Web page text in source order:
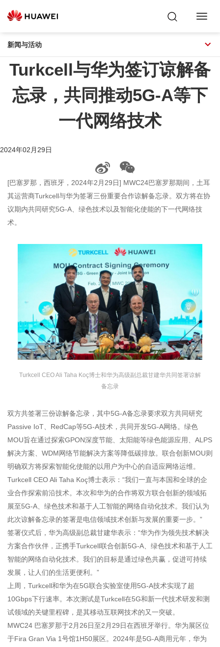
新闻与活动
Turkcell与华为签订谅解备
忘录，共同推动5G-A等下
一代网络技术
2024年02月29日
[巴塞罗那，西班牙，2024年2月29日] MWC24巴塞罗那期间，土耳
其运营商Turkcell与华为签署三份重要合作谅解备忘录。双方将在协
议期内共同研究5G-A、绿色技术以及智能化使能的下一代网络技
术。
Turkcell CEO Ali Taha Koç博士和华为高级副总裁甘建华共同签署谅解
备忘录
双方共签署三份谅解备忘录，其中5G-A备忘录要求双方共同研究
Passive IoT、RedCap等5G-A技术，共同开发5G-A网络。绿色
MOU旨在通过探索GPON深度节能、太阳能等绿色能源应用、ALPS
解决方案、WDM网络节能解决方案等降低碳排放。联合创新MOU则
明确双方将探索智能化使能的以用户为中心的自适应网络运维。
Turkcell CEO Ali Taha Koç博士表示：“我们一直与本国和全球的企
业合作探索前沿技术。本次和华为的合作将双方联合创新的领域拓
展至5G-A、绿色技术和基于人工智能的网络自动化技术。我们认为
此次谅解备忘录的签署是电信领域技术创新与发展的重要一步。”
签署仪式后，华为高级副总裁甘建华表示：“华为作为领先技术解决
方案合作伙伴，正携手Turkcell联合创新5G-A、绿色技术和基于人工
智能的网络自动化技术。我们的目标是通过绿色共赢，促进可持续
发展，让人们的生活更便利。”
上周，Turkcell和华为在5G联合实验室使用5G-A技术实现了超
10Gbps下行速率。本次测试是Turkcell在5G和新一代技术研发和测
试领域的关键里程碑，是其移动互联网技术的又一突破。
MWC24 巴塞罗那于2月26日至2月29日在西班牙举行。华为展区位
于Fira Gran Via 1号馆1H50展区。2024年是5G-A商用元年，华为